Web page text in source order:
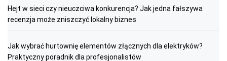
Hejt w sieci czy nieuczciwa konkurencja? Jak jedna fałszywa
recenzja może zniszczyć lokalny biznes
Jak wybrać hurtownię elementów złącznych dla elektryków?
Praktyczny poradnik dla profesjonalistów